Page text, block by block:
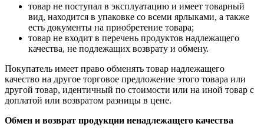
товар не поступал в эксплуатацию и имеет товарный
вид, находится в упаковке со всеми ярлыками, а также
есть документы на приобретение товара;
товар не входит в перечень продуктов надлежащего
качества, не подлежащих возврату и обмену.
Покупатель имеет право обменять товар надлежащего
качество на другое торговое предложение этого товара или
другой товар, идентичный по стоимости или на иной товар с
доплатой или возвратом разницы в цене.
Обмен и возврат продукции ненадлежащего качества